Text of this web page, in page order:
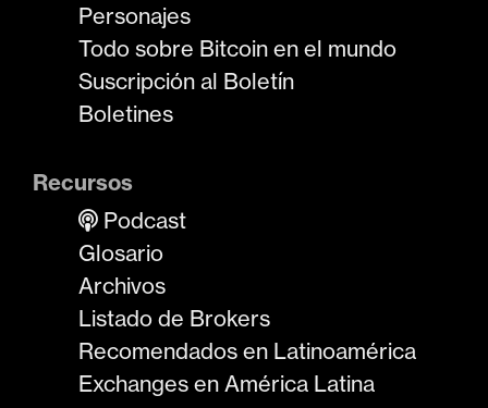
Personajes
Todo sobre Bitcoin en el mundo
Suscripción al Boletín
Boletines
Recursos
Podcast
Glosario
Archivos
Listado de Brokers
Recomendados en Latinoamérica
Exchanges en América Latina